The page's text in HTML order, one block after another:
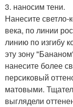
3. наносим тени.
Нанесите
века, по линии
линию по изгибу
эту зону
нанесите более
персиковый
матовыми.
выглядели